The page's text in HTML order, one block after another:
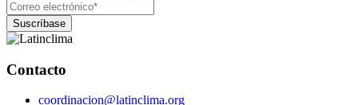
Contacto
coordinacion@latinclima.org